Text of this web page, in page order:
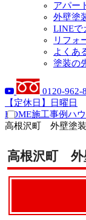
アパー
外壁塗
LINEで
リフォ
よくあ
塗装の
0120-962-
【定休日】日曜日
HOME施工事例ハ
高根沢町 外壁塗装
高根沢町 外